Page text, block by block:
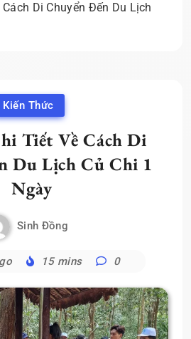
Di Chuyển Đến Du Lịch
Kiến Thức
Tiết Về Cách Di
Du Lịch Củ Chi 1
Ngày
Sinh Đồng
15 mins 0